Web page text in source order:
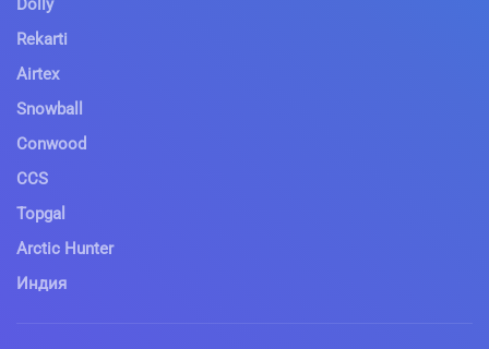
Dolly
Rekarti
Airtex
Snowball
Conwood
CCS
Topgal
Arctic Hunter
Индия